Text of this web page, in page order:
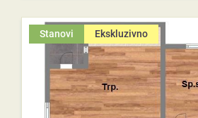
Stanovi Ekskluzivno